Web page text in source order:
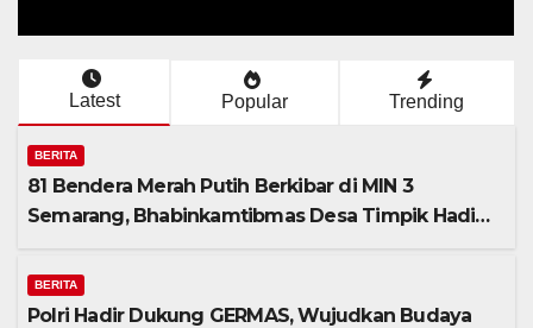
Latest Popular Trending
BERITA
81 Bendera Merah Putih Berkibar di MIN 3
Semarang, Bhabinkamtibmas Desa Timpik Hadiri
BERITA
Polri Hadir Dukung GERMAS, Wujudkan Budaya